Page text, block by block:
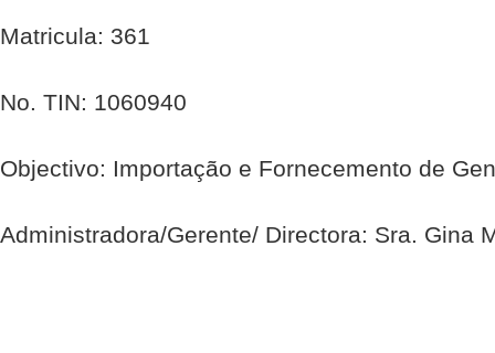
Matricula: 361
No. TIN: 1060940
Objectivo: Importação e Fornecemento de
Administradora/Gerente/ Directora: Sra. Gina